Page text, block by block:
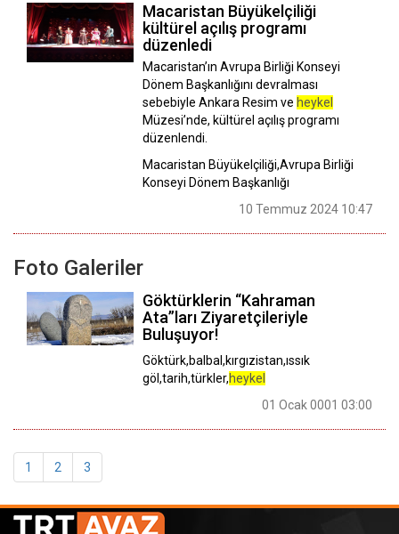
Macaristan Büyükelçiliği
kültürel açılış programı
düzenledi
Macaristan’ın Avrupa Birliği Konseyi
Dönem Başkanlığını devralması
sebebiyle Ankara Resim ve heykel
Müzesi’nde, kültürel açılış programı
düzenlendi.
Macaristan Büyükelçiliği,Avrupa Birliği
Konseyi Dönem Başkanlığı
10 Temmuz 2024 10:47
Foto Galeriler
Göktürklerin “Kahraman
Ata”ları Ziyaretçileriyle
Buluşuyor!
Göktürk,balbal,kırgızistan,ıssık
göl,tarih,türkler,heykel
01 Ocak 0001 03:00
1 2 3